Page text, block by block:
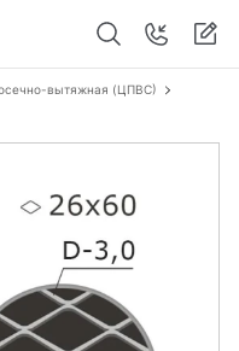
вытяжная (ЦПВС)